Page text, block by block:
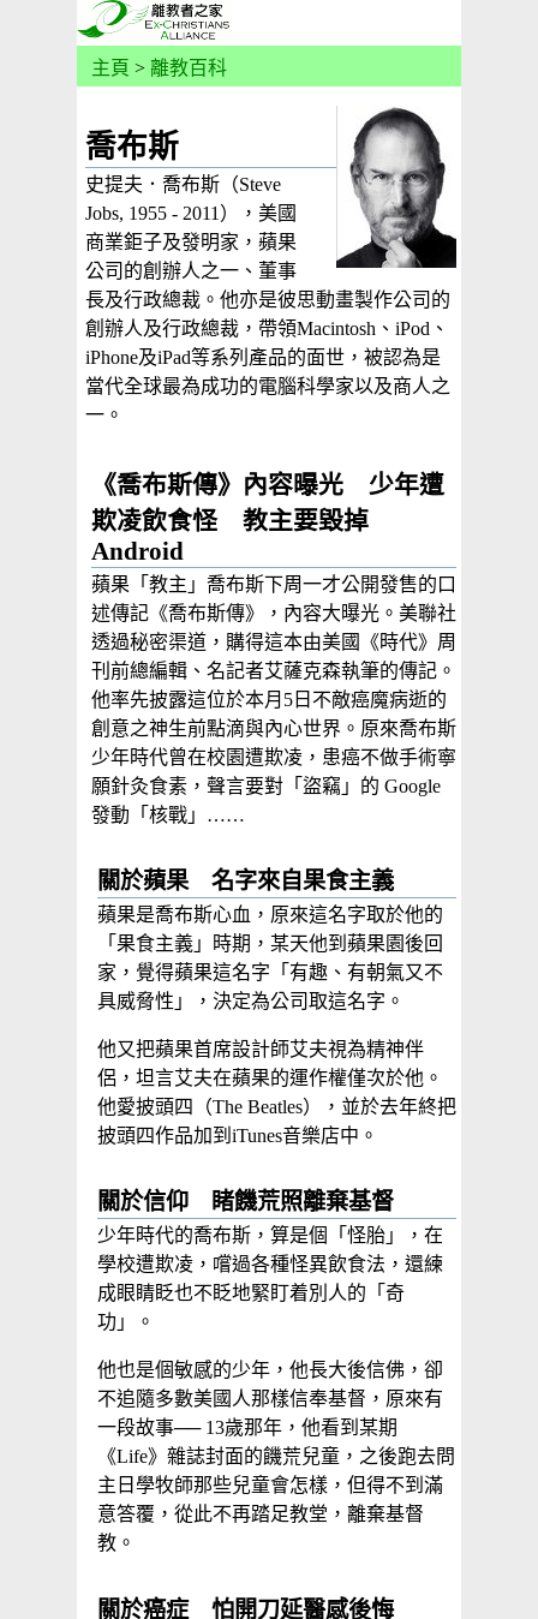
主頁 > 離教百科
喬布斯
史提夫．喬布斯（Steve
Jobs, 1955 - 2011），美國
商業鉅子及發明家，蘋果
公司的創辦人之一、董事
長及行政總裁。他亦是彼思動畫製作公司的
創辦人及行政總裁，帶領Macintosh、iPod、
iPhone及iPad等系列產品的面世，被認為是
當代全球最為成功的電腦科學家以及商人之
一。
《喬布斯傳》內容曝光 少年遭
欺凌飲食怪 教主要毀掉
Android
蘋果「教主」喬布斯下周一才公開發售的口
述傳記《喬布斯傳》，內容大曝光。美聯社
透過秘密渠道，購得這本由美國《時代》周
刊前總編輯、名記者艾薩克森執筆的傳記。
他率先披露這位於本月5日不敵癌魔病逝的
創意之神生前點滴與內心世界。原來喬布斯
少年時代曾在校園遭欺凌，患癌不做手術寧
願針灸食素，聲言要對「盜竊」的 Google
發動「核戰」……
關於蘋果 名字來自果食主義
蘋果是喬布斯心血，原來這名字取於他的
「果食主義」時期，某天他到蘋果園後回
家，覺得蘋果這名字「有趣、有朝氣又不
具威脅性」，決定為公司取這名字。
他又把蘋果首席設計師艾夫視為精神伴
侶，坦言艾夫在蘋果的運作權僅次於他。
他愛披頭四（The Beatles），並於去年終把
披頭四作品加到iTunes音樂店中。
關於信仰 睹饑荒照離棄基督
少年時代的喬布斯，算是個「怪胎」，在
學校遭欺凌，嚐過各種怪異飲食法，還練
成眼睛眨也不眨地緊盯着別人的「奇
功」。
他也是個敏感的少年，他長大後信佛，卻
不追隨多數美國人那樣信奉基督，原來有
一段故事── 13歲那年，他看到某期
《Life》雜誌封面的饑荒兒童，之後跑去問
主日學牧師那些兒童會怎樣，但得不到滿
意答覆，從此不再踏足教堂，離棄基督
教。
關於癌症 怕開刀延醫感後悔